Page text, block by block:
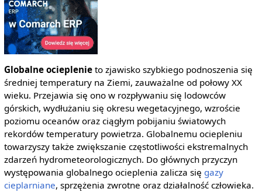
Globalne ocieplenieto zjawisko szybkiego podnoszenia się
średniej temperatury na Ziemi, zauważalne od połowy XX
wieku. Przejawia się ono w rozpływaniu się lodowców
górskich, wydłużaniu się okresu wegetacyjnego, wzroście
poziomu oceanów oraz ciągłym pobijaniu światowych
rekordów temperatury powietrza. Globalnemu ociepleniu
towarzyszy także zwiększanie częstotliwości ekstremalnych
zdarzeń hydrometeorologicznych. Do głównych przyczyn
występowania globalnego ocieplenia zalicza się gazy
cieplarniane, sprzężenia zwrotne oraz działalność człowieka.